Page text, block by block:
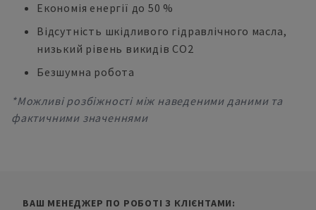
Економія енергії до 50 %
Відсутність шкідливого гідравлічного масла,
низький рівень викидів CO2
Безшумна робота
*Можливі розбіжності між наведеними даними та
фактичними значеннями
ВАШ МЕНЕДЖЕР ПО РОБОТІ З КЛІЄНТАМИ: